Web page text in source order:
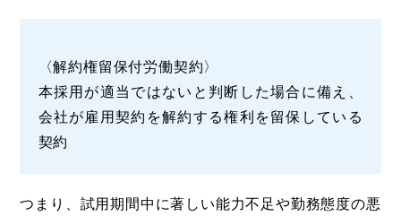
〈解約権留保付労働契約〉
本採用が適当ではないと判断した場合に備え、
会社が雇用契約を解約する権利を留保している
契約
つまり、試用期間中に著しい能力不足や勤務態度の悪